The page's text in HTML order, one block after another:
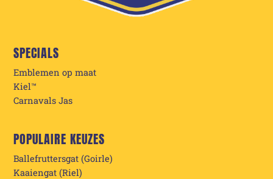
SPECIALS
Emblemen op maat
Kiel™
Carnavals Jas
POPULAIRE KEUZES
Ballefruttersgat (Goirle)
Kaaiengat (Riel)